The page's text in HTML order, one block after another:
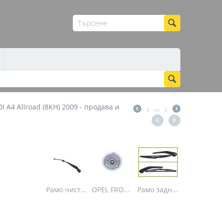
A4 Allroad (8KH) 2009 - продава и
4 от 8
Рамо чистачка задна Kia SORENTO (2002-) ц... OPEL FRONTERA A, OMEGA A, SENATOR B 1.8-3... Рамо задна чистачка Пежо Peugeot 206 SW к...